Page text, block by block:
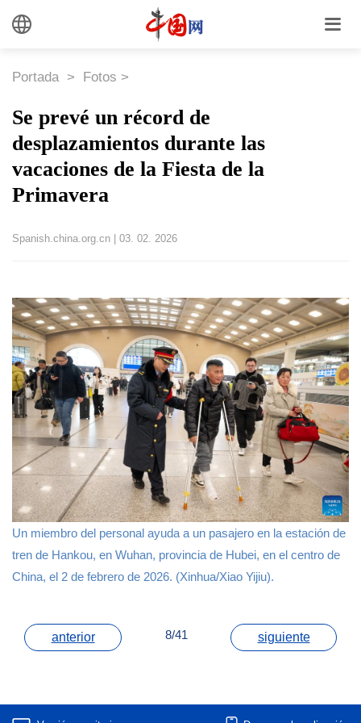
Portada > Fotos >
Se prevé un récord de
desplazamientos durante las
vacaciones de la Fiesta de la
Primavera
Spanish.china.org.cn 03. 02. 2026
Un miembro del personal ayuda a un pasajero en la estación de
tren de Hankou, en Wuhan, provincia de Hubei, en el centro de
China, el 2 de febrero de 2026. (Xinhua/Xiao Yijiu).
anterior 8/41 siguiente